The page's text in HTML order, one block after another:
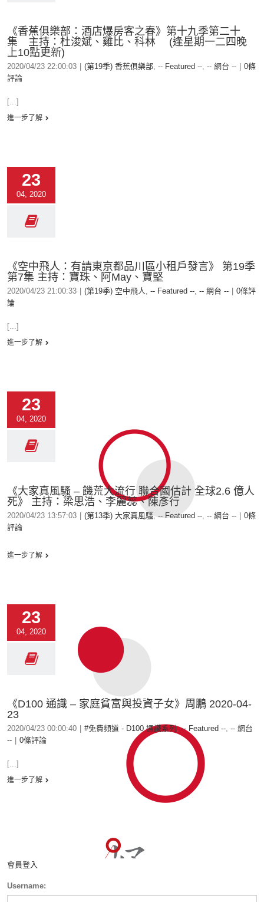
《香蕉俱樂部：酒店爆房客之春》第十九季第二十
集 主持：杜浚斌、雞比、科林 (逢星期一二四晚
上10點更新)
2020/04/23 22:00:03 (第19季) 香蕉俱樂部, -- Featured --, -- 網台 --
0條
評論
[...]
進一步了解
23
04, 2020
《空中飛人：有請東京都品川區小租戶發言》 第19季
第7集 主持：寶珠、阿May、寶堅
2020/04/23 21:00:33 (第19季) 空中飛人, -- Featured --, -- 網台 --
0條評
論
[...]
進一步了解
23
04, 2020
《大家真風騷 – 饑荒大流行 聯合國估計 全球2.6 億人
死》 主持：梁思浩、李麗蕊、陳彥行
2020/04/23 13:57:03 (第13季) 大家真風騷,-- Featured --, -- 網台 --
0條
評論
進一步了解
23
04, 2020
《D100 通識 – 家庭貧富與投資子女》周鵬 2020-04-
23
2020/04/23 00:00:40 #免費頻道 - D100 通識系列,-- Featured --, -- 網台
--
0條評論
[...]
進一步了解
會員登入
Username: